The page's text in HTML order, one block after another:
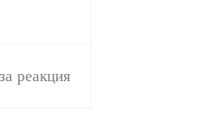
реакция